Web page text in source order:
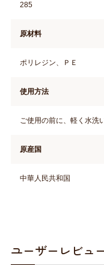
285
原材料
ポリレジン、ＰＥ
使用方法
ご使用の前に、軽く水洗
原産国
中華人民共和国
ユーザーレビュ